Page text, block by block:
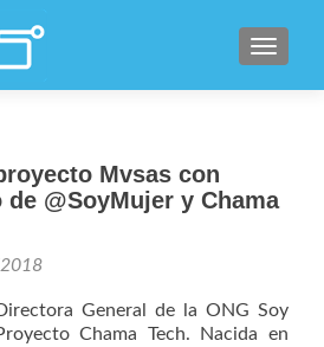
Mvsas con
de @SoyMujer y Chama
General de la ONG Soy
Chama Tech. Nacida en